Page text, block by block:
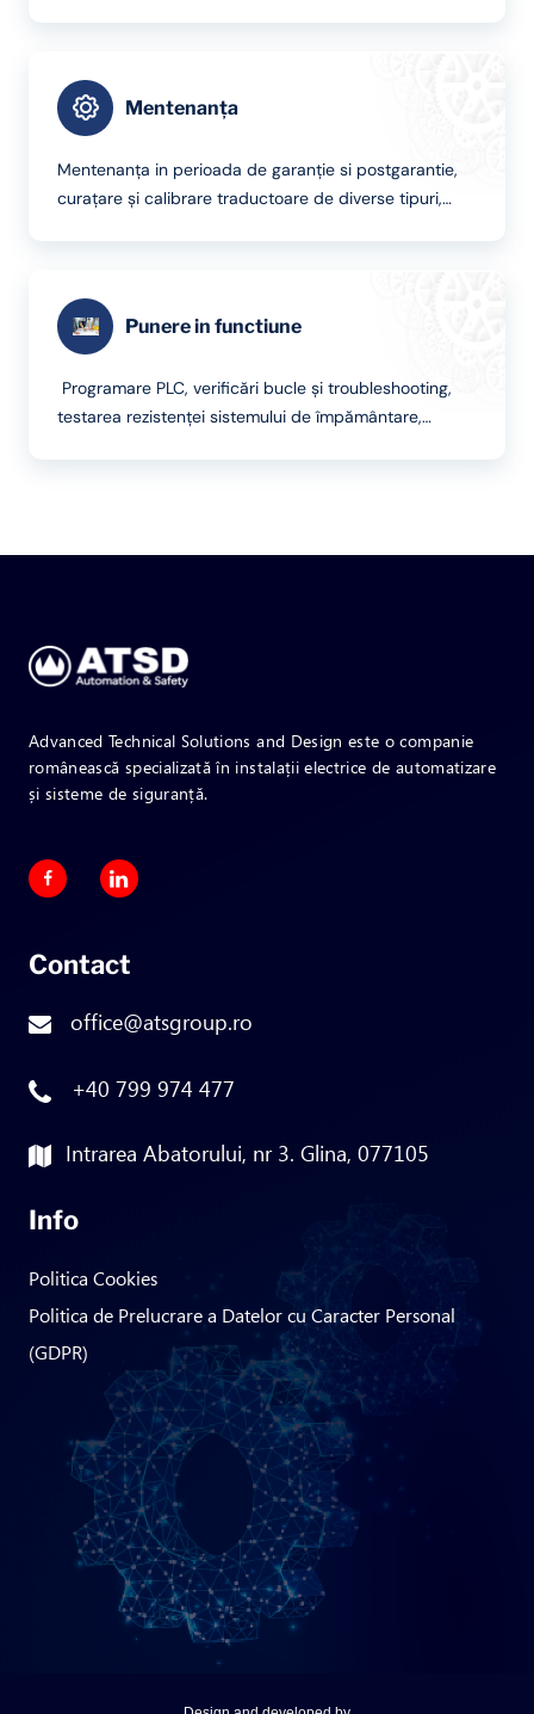
integrarea senzorilor și detectorilor, asigurarea unei
comunicații fiabile între toate dispozitivele pentru o
Mentenanța
Mentenanța in perioada de garanție si postgarantie,
curațare și calibrare traductoare de diverse tipuri,
Intervențiile noastre rapide și profesionale asigură o
funcționare continuă și optimă a sistemelor,
disfuncționalități. Prin serviciile noastre cuprinzătoare,
ne asigurăm că investiția dvs. rămâne valoroasă și
Punere in functiune
Programare PLC, verificări bucle și troubleshooting,
testarea rezistenței sistemului de împământare,
de siguranță și se maximizează eficiența operațională.
Advanced Technical Solutions and Design este o companie
românească specializată în instalații electrice de automatizare
și sisteme de siguranță.
Contact
office@atsgroup.ro
+40 799 974 477
Intrarea Abatorului, nr 3. Glina, 077105
Info
Politica Cookies
Politica de Prelucrare a Datelor cu Caracter Personal
(GDPR)